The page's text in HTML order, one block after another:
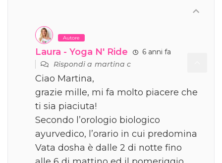
Autore
Laura - Yoga N' Ride
6 anni fa
Rispondi amartina c
Ciao Martina,
grazie mille, mi fa molto piacere che
ti sia piaciuta!
Secondo l’orologio biologico
ayurvedico, l’orario in cui predomina
Vata dosha è dalle 2 di notte fino